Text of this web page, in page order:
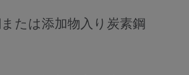
たは添加物入り炭素鋼